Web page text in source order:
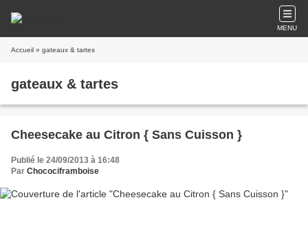
MENU
Accueil » gateaux & tartes
gateaux & tartes
Cheesecake au Citron { Sans Cuisson }
Publié le 24/09/2013 à 16:48
Par Chocociframboise